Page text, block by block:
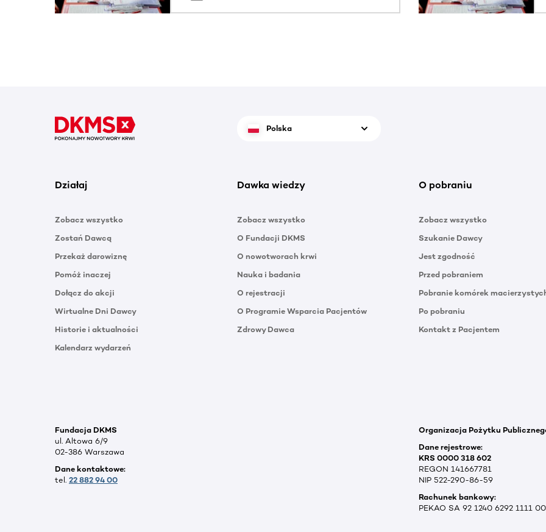
Polska
Działaj
Zobacz wszystko
Zostań Dawcą
Przekaż darowiznę
Pomóż inaczej
Dołącz do akcji
Wirtualne Dni Dawcy
Historie i aktualności
Kalendarz wydarzeń
Dawka wiedzy
Zobacz wszystko
O Fundacji DKMS
O nowotworach krwi
Nauka i badania
O rejestracji
O Programie Wsparcia Pacjentów
Zdrowy Dawca
O pobraniu
Zobacz wszystko
Szukanie Dawcy
Jest zgodność
Przed pobraniem
Pobranie komórek
Po pobraniu
Kontakt z Pacjentem
Fundacja DKMS
ul. Altowa 6/9
02-386 Warszawa
Dane kontaktowe:
tel. 22 882 94 00
Organizacja Pożytku
Dane rejestrowe:
KRS 0000 318 602
REGON 141667781
NIP 522-290-86-59
Rachunek bankowy:
PEKAO SA 92 1240 6292 1111